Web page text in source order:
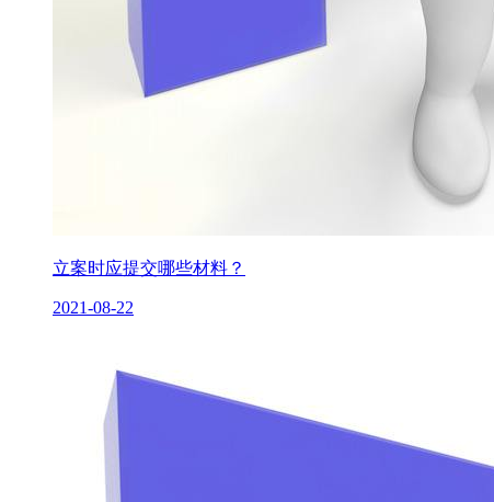
立案时应提交哪些材料？
2021-08-22